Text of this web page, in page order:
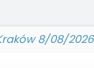
Kraków 8/08/2026